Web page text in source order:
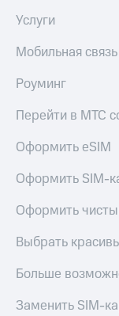
Услуги
Мобильная связь
Роуминг
Перейти в МТС
Оформить eSIM
Оформить SIM-
Оформить
Выбрать
Больше
Заменить SIM-